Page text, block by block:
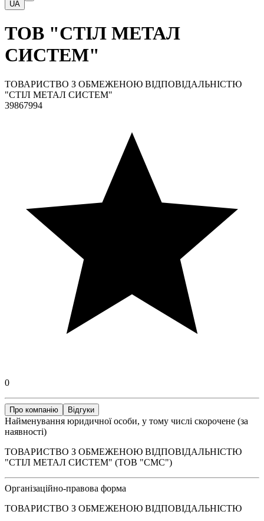
UA
ТОВ "СТІЛ МЕТАЛ
СИСТЕМ"
ТОВАРИСТВО З ОБМЕЖЕНОЮ ВІДПОВІДАЛЬНІСТЮ
"СТІЛ МЕТАЛ СИСТЕМ"
39867994
0
Про компанію Відгуки
Найменування юридичної особи, у тому числі скорочене (за
наявності)
ТОВАРИСТВО З ОБМЕЖЕНОЮ ВІДПОВІДАЛЬНІСТЮ
"СТІЛ МЕТАЛ СИСТЕМ" (ТОВ "СМС")
Організаційно-правова форма
ТОВАРИСТВО З ОБМЕЖЕНОЮ ВІДПОВІДАЛЬНІСТЮ